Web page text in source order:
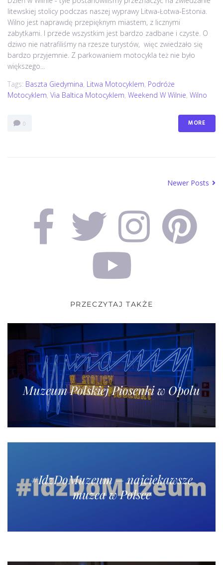
litewskiej stolicy podczas naszej wyprawy Litwa-Łotwa-Estonia.
Wilno jest naprawdę przepięknym miastem, z licznymi
zabytkami. I przede wszystkim jest bardzo zadbane i czyste. O
dziwo nie natrafiliśmy na rzesze turystów, więc zwiedzało się
bardzo przyjemnie. Z parkowaniem motocykla też nie było
większego...
Tags: Baszta Giedymina, Litwa Motocyklem, Podróże
Motocyklem, Via Baltica Motocyklem, Weekend W Wilnie, Wilno
0 MORE
Newer Posts
PRZECZYTAJ TAKŻE
Muzeum Polskiej Piosenki w Opolu
#IdzDoMuzeum – najciekawsze
muzea w Polsce